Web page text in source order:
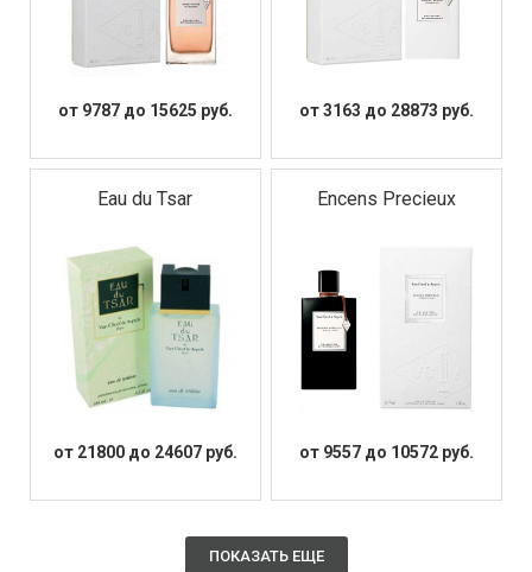
от 9787 до 15625 руб. от 3163 до 28873 руб.
Eau du Tsar
от 21800 до 24607 руб.
Encens Precieux
от 9557 до 10572 руб.
ПОКАЗАТЬ ЕЩЕ